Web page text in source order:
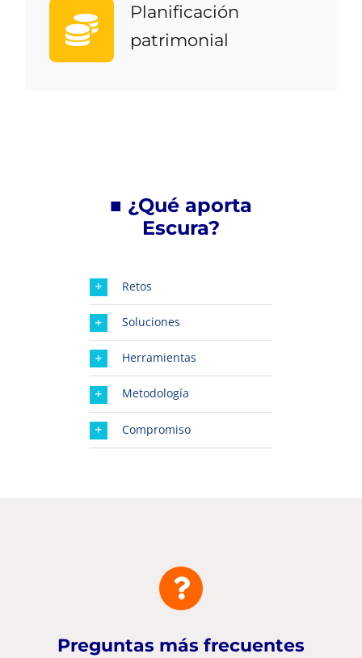
Planificación
patrimonial
■ ¿Qué aporta
Escura?
Retos
Soluciones
Herramientas
Metodología
Compromiso
Preguntas más frecuentes